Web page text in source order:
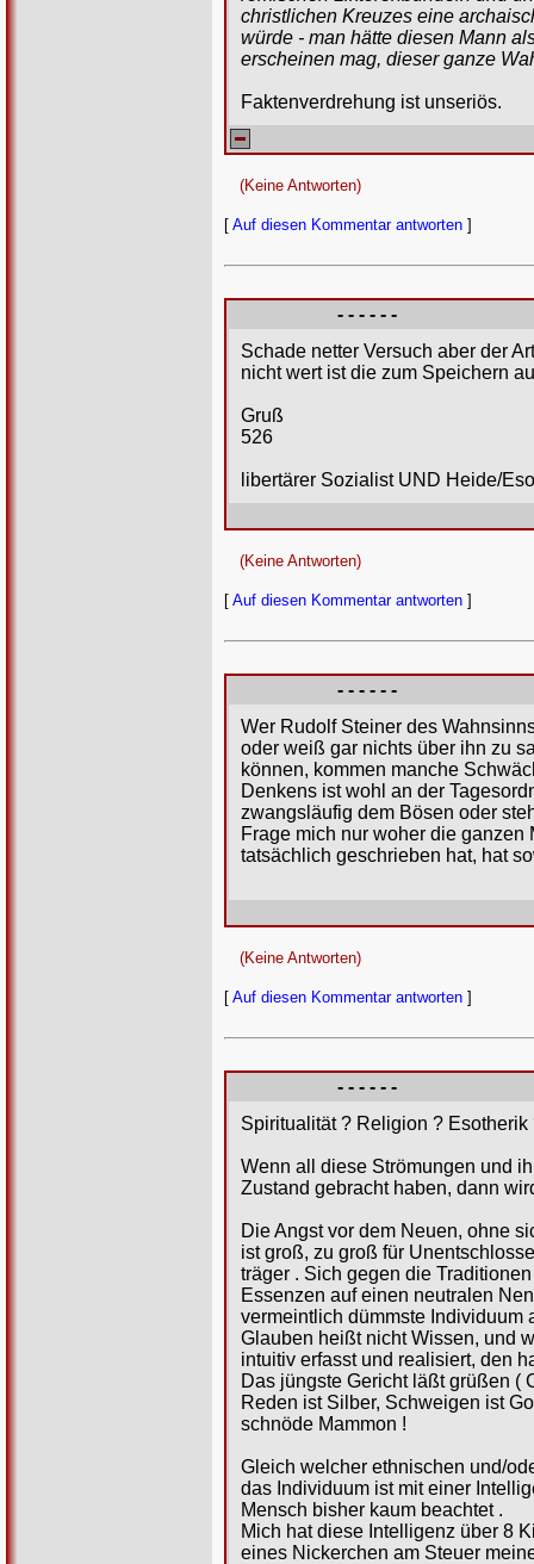
christlichen Kreuzes eine
würde - man hätte diesen Mann
erscheinen mag, dieser ganze
Faktenverdrehung ist unseriös.
(Keine Antworten)
[ Auf diesen Kommentar antworten ]
- - - - - -
Schade netter Versuch aber der
nicht wert ist die zum Speichern
Gruß
526
libertärer Sozialist UND Heide/
(Keine Antworten)
[ Auf diesen Kommentar antworten ]
- - - - - -
Wer Rudolf Steiner des
oder weiß gar nichts über ihn zu
können, kommen manche
Denkens ist wohl an der
zwangsläufig dem Bösen oder
Frage mich nur woher die
tatsächlich geschrieben hat, hat
(Keine Antworten)
[ Auf diesen Kommentar antworten ]
- - - - - -
Spiritualität ? Religion ? Esotherik
Wenn all diese Strömungen und
Zustand gebracht haben, dann
Die Angst vor dem Neuen, ohne
ist groß, zu groß für
träger . Sich gegen die
Essenzen auf einen neutralen
vermeintlich dümmste Individuum
Glauben heißt nicht Wissen, und
intuitiv erfasst und realisiert, den
Das jüngste Gericht läßt grüßen (
Reden ist Silber, Schweigen ist
schnöde Mammon !
Gleich welcher ethnischen und/
das Individuum ist mit einer
Mensch bisher kaum beachtet .
Mich hat diese Intelligenz über 8
eines Nickerchen am Steuer